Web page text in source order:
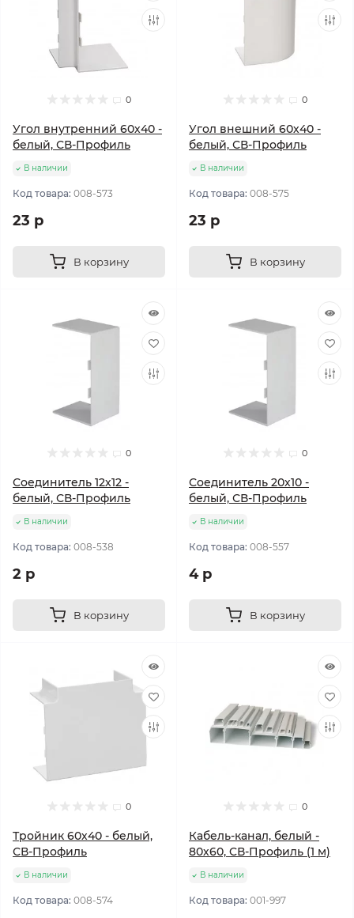
0
Угол внутренний 60х40 -
белый, СВ-Профиль
В наличии
Код товара: 008-573
23 р
В корзину
0
Угол внешний 60х40 -
белый, СВ-Профиль
В наличии
Код товара: 008-575
23 р
В корзину
0
Соединитель 12х12 -
белый, СВ-Профиль
В наличии
Код товара: 008-538
2 р
В корзину
0
Соединитель 20х10 -
белый, СВ-Профиль
В наличии
Код товара: 008-557
4 р
В корзину
0
Тройник 60х40 - белый,
СВ-Профиль
В наличии
Код товара: 008-574
0
Кабель-канал, белый -
80х60, CВ-Профиль (1 м)
В наличии
Код товара: 001-997